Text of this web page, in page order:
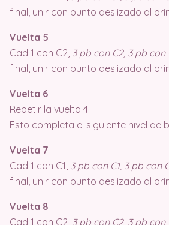
final, unir con punto deslizado al
Vuelta 5
Cad 1 con C2, 3 pb con C2, 3 pb con
final, unir con punto deslizado al
Vuelta 6
Repetir la vuelta 4
Esto completa el siguiente nivel de
Vuelta 7
Cad 1 con C1, 3 pb con C1, 3 pb con
final, unir con punto deslizado al
Vuelta 8
Cad 1 con C2, 3 pb con C2, 3 pb con